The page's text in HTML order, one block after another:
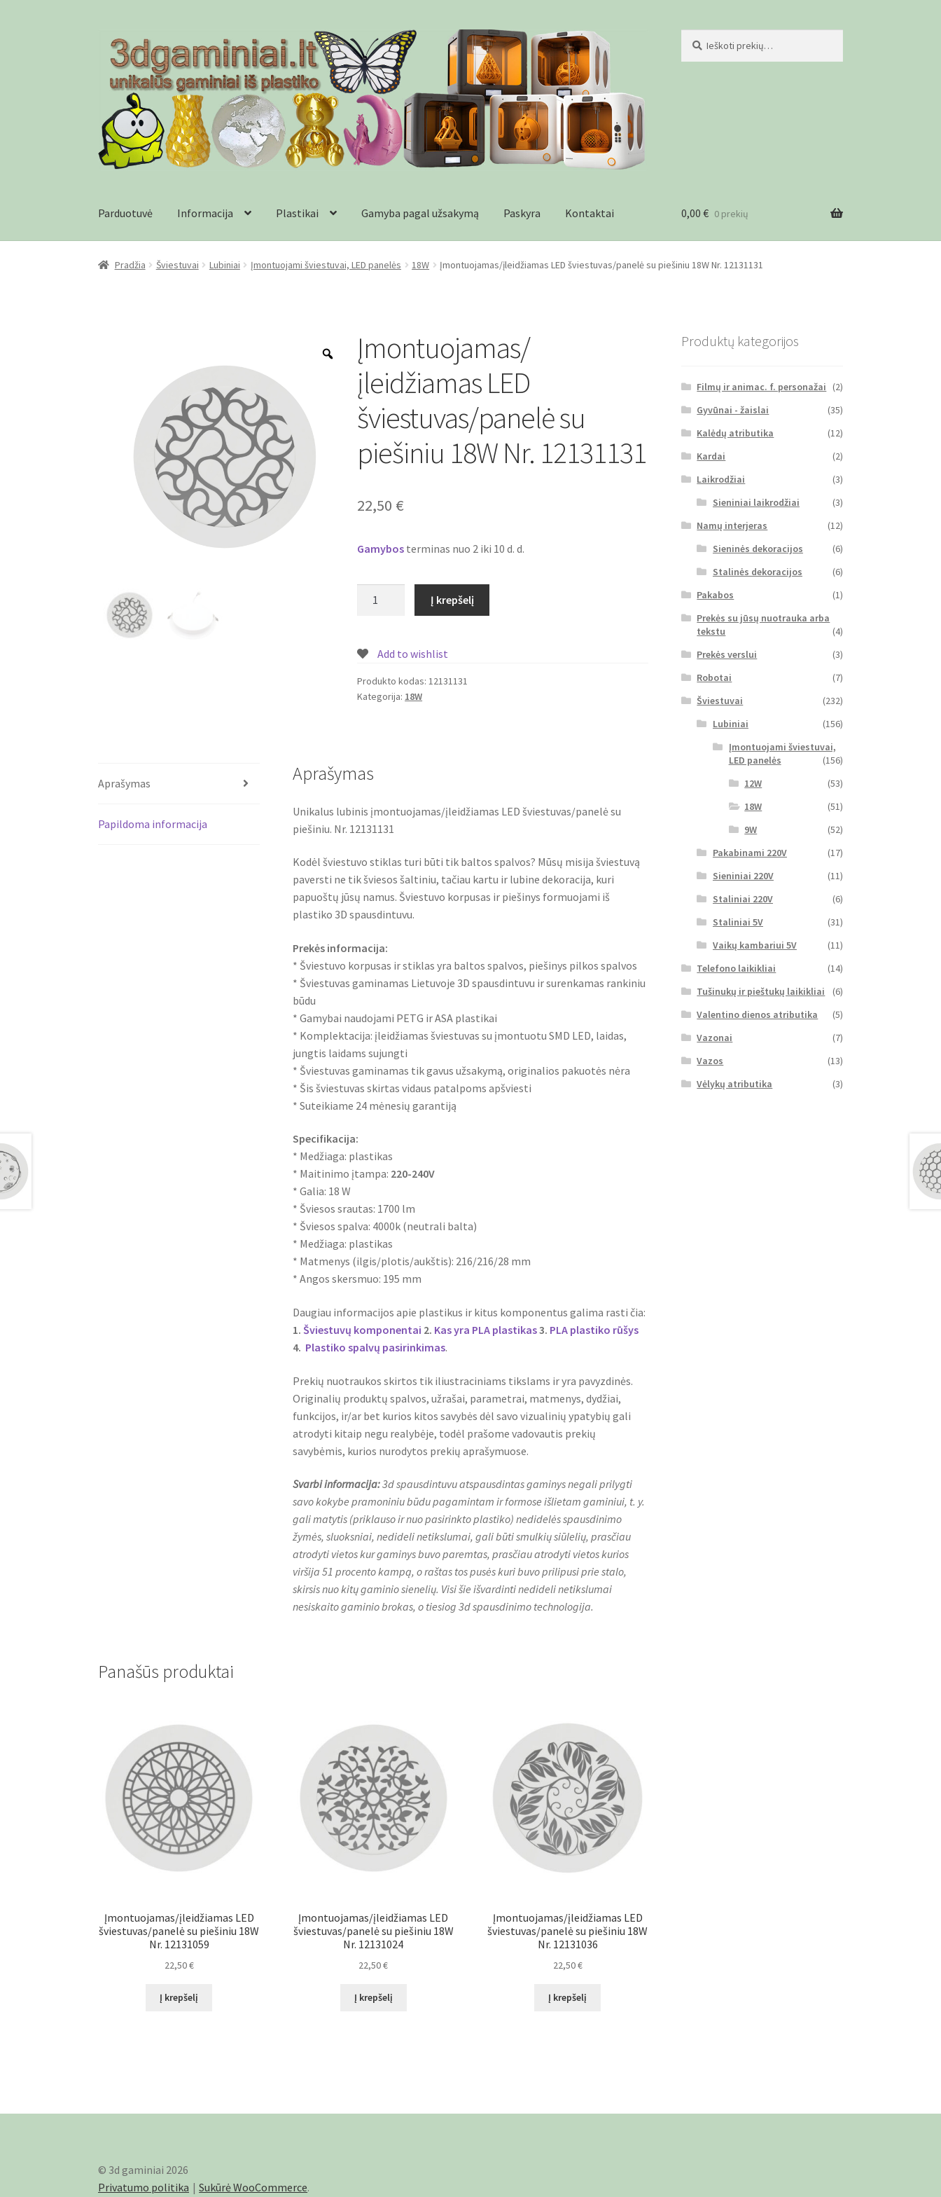
Pereiti
meniu
Pereiti
turinio
Parduotuvė Informacija Plastikai Gamyba pagal užsakymą Paskyra Kontaktai
PradžiaCheckout Gamyba pagal užsakymą Informacija Kontaktai Parduotuvė Paskyra Plastikai Wishlist
0,00 € 0 prekių
Pradžia Šviestuvai Lubiniai Įmontuojami šviestuvai, LED panelės 18W Įmontuojamas/įleidžiamas LED šviestuvas/panelė su piešiniu 18W Nr. 12131131
Įmontuojamas/
įleidžiamas LED
šviestuvas/panelė su
piešiniu 18W Nr. 12131131
22,50 €
Gamybos terminas nuo 2 iki 10 d. d.
LED
šviestuvas/panelė
su
12131131
Į krepšelį
Add to wishlist
Produkto kodas:12131131
Kategorija: 18W
Aprašymas
Papildoma informacija
Aprašymas
Unikalus lubinis įmontuojamas/įleidžiamas LED šviestuvas/panelė su
piešiniu. Nr. 12131131
Kodėl šviestuvo stiklas turi būti tik baltos spalvos? Mūsų misija šviestuvą
paversti ne tik šviesos šaltiniu, tačiau kartu ir lubine dekoracija, kuri
papuoštų jūsų namus. Šviestuvo korpusas ir piešinys formuojami iš
plastiko 3D spausdintuvu.
Prekės informacija:
* Šviestuvo korpusas ir stiklas yra baltos spalvos, piešinys pilkos spalvos
* Šviestuvas gaminamas Lietuvoje 3D spausdintuvu ir surenkamas rankiniu
būdu
* Gamybai naudojami PETG ir ASA plastikai
* Komplektacija: įleidžiamas šviestuvas su įmontuotu SMD LED, laidas,
jungtis laidams sujungti
* Šviestuvas gaminamas tik gavus užsakymą, originalios pakuotės nėra
* Šis šviestuvas skirtas vidaus patalpoms apšviesti
* Suteikiame 24 mėnesių garantiją
Specifikacija:
* Medžiaga: plastikas
* Maitinimo įtampa: 220-240V
* Galia: 18 W
* Šviesos srautas: 1700 lm
* Šviesos spalva: 4000k (neutrali balta)
* Medžiaga: plastikas
* Matmenys (ilgis/plotis/aukštis): 216/216/28 mm
* Angos skersmuo: 195 mm
Daugiau informacijos apie plastikus ir kitus komponentus galima rasti čia:
1. Šviestuvų komponentai 2. Kas yra PLA plastikas3. PLA plastiko rūšys
4. Plastiko spalvų pasirinkimas.
Prekių nuotraukos skirtos tik iliustraciniams tikslams ir yra pavyzdinės.
Originalių produktų spalvos, užrašai, parametrai, matmenys, dydžiai,
funkcijos, ir/ar bet kurios kitos savybės dėl savo vizualinių ypatybių gali
atrodyti kitaip negu realybėje, todėl prašome vadovautis prekių
savybėmis, kurios nurodytos prekių aprašymuose.
Svarbi informacija:3d spausdintuvu atspausdintas gaminys negali prilygti
savo kokybe pramoniniu būdu pagamintam ir formose išlietam gaminiui, t. y.
gali matytis (priklauso ir nuo pasirinkto plastiko) nedidelės spausdinimo
žymės, sluoksniai, nedideli netikslumai, gali būti smulkių siūlelių, prasčiau
atrodyti vietos kur gaminys buvo paremtas, prasčiau atrodyti vietos kurios
viršija 51 procento kampą, o raštas tos pusės kuri buvo prilipusi prie stalo,
skirsis nuo kitų gaminio sienelių. Visi šie išvardinti nedideli netikslumai
nesiskaito gaminio brokas, o tiesiog 3d spausdinimo technologija.
Panašūs produktai
Įmontuojamas/įleidžiamas LED
šviestuvas/panelė su piešiniu 18W
Nr. 12131059
22,50€
Į krepšelį
Įmontuojamas/įleidžiamas LED
šviestuvas/panelė su piešiniu 18W
Nr. 12131024
22,50€
Į krepšelį
Įmontuojamas/įleidžiamas LED
šviestuvas/panelė su piešiniu 18W
Nr. 12131036
22,50€
Į krepšelį
Produktų kategorijos
Filmų ir animac. f. personažai
(2)
Gyvūnai - žaislai
(35)
Kalėdų atributika
(12)
Kardai
(2)
Laikrodžiai
(3)
Sieniniai laikrodžiai
(3)
Namų interjeras
(12)
Sieninės dekoracijos
(6)
Stalinės dekoracijos
(6)
Pakabos
(1)
Prekės su jūsų nuotrauka arba
tekstu
(4)
Prekės verslui
(3)
Robotai
(7)
Šviestuvai
(232)
Lubiniai
(156)
Įmontuojami šviestuvai,
LED panelės
(156)
12W
(53)
18W
(51)
9W
(52)
Pakabinami 220V
(17)
Sieniniai 220V
(11)
Staliniai 220V
(6)
Staliniai 5V
(31)
Vaikų kambariui 5V
(11)
Telefono laikikliai
(14)
Tušinukų ir pieštukų laikikliai
(6)
Valentino dienos atributika
(5)
Vazonai
(7)
Vazos
(13)
Vėlykų atributika
(3)
© 3d gaminiai 2026
Privatumo politika
Sukūrė WooCommerce.